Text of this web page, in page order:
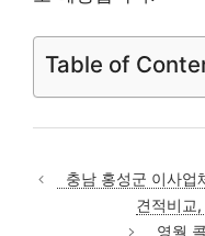
Table of
충남 홍성군 이사업
견적비교
영월